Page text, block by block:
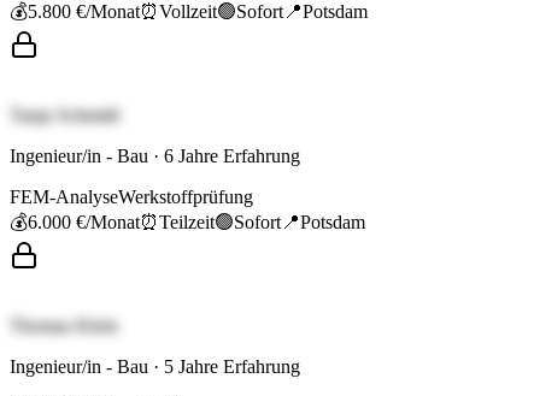
💰5.800 €/Monat⏰Vollzeit🟢Sofort 📍Potsdam
Tanja Schmidt
Ingenieur/in - Bau · 6 Jahre Erfahrung
FEM-AnalyseWerkstoffprüfung
💰6.000 €/Monat⏰Teilzeit🟢Sofort 📍Potsdam
Thomas Klein
Ingenieur/in - Bau · 5 Jahre Erfahrung